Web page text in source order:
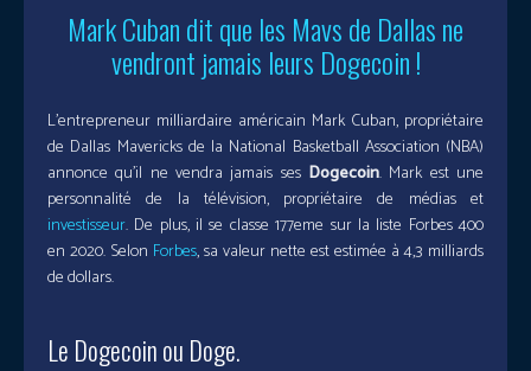
Mark Cuban dit que les Mavs de Dallas ne
vendront jamais leurs Dogecoin !
L’entrepreneur milliardaire américain Mark Cuban, propriétaire
de Dallas Mavericks de la National Basketball Association (NBA)
annonce qu’il ne vendra jamais ses Dogecoin. Mark est une
personnalité de la télévision, propriétaire de médias et
investisseur. De plus, il se classe 177eme sur la liste Forbes 400
en 2020. Selon Forbes, sa valeur nette est estimée à 4,3 milliards
de dollars.
Le Dogecoin ou Doge.